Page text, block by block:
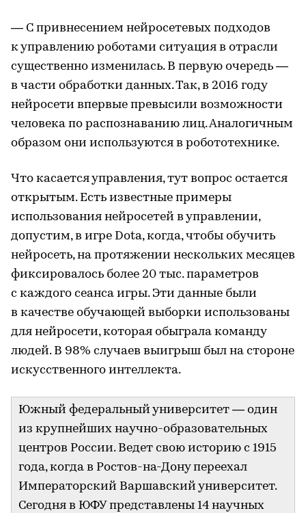
— С привнесением нейросетевых подходов
к управлению роботами ситуация в отрасли
существенно изменилась. В первую очередь —
в части обработки данных. Так, в 2016 году
нейросети впервые превысили возможности
человека по распознаванию лиц. Аналогичным
образом они используются в робототехнике.
Что касается управления, тут вопрос остается
открытым. Есть известные примеры
использования нейросетей в управлении,
допустим, в игре Dota, когда, чтобы обучить
нейросеть, на протяжении нескольких месяцев
фиксировалось более 20 тыс. параметров
с каждого сеанса игры. Эти данные были
в качестве обучающей выборки использованы
для нейросети, которая обыграла команду
людей. В 98% случаев выигрыш был на стороне
искусственного интеллекта.
Южный федеральный университет — один
из крупнейших научно-образовательных
центров России. Ведет свою историю с 1915
года, когда в Ростов-на-Дону переехал
Императорский Варшавский университет.
Сегодня в ЮФУ представлены 14 научных